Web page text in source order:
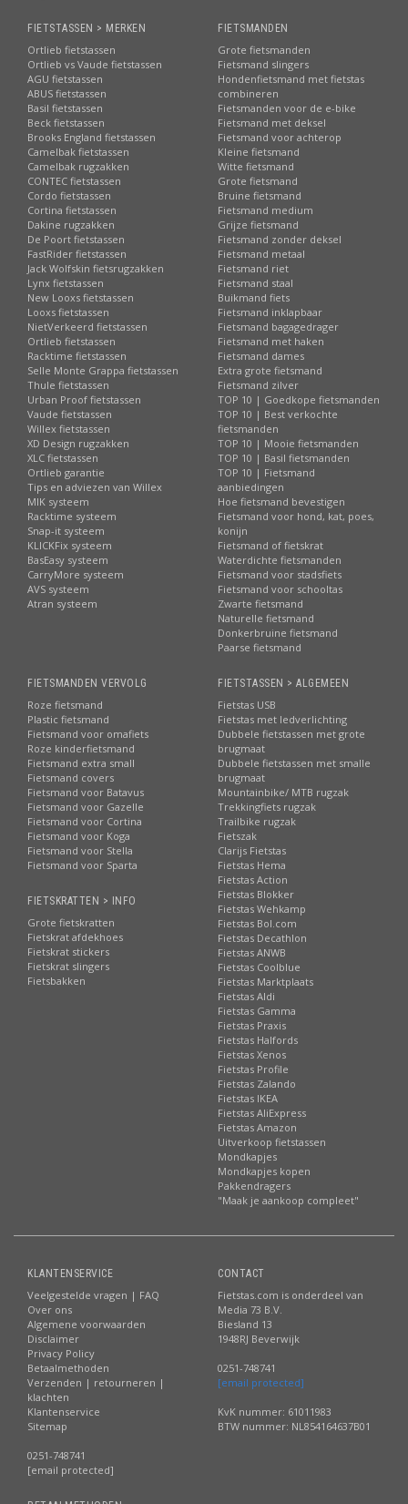
FIETSTASSEN > MERKEN
Ortlieb fietstassen
Ortlieb vs Vaude fietstassen
AGU fietstassen
ABUS fietstassen
Basil fietstassen
Beck fietstassen
Brooks England fietstassen
Camelbak fietstassen
Camelbak rugzakken
CONTEC fietstassen
Cordo fietstassen
Cortina fietstassen
Dakine rugzakken
De Poort fietstassen
FastRider fietstassen
Jack Wolfskin fietsrugzakken
Lynx fietstassen
New Looxs fietstassen
Looxs fietstassen
NietVerkeerd fietstassen
Ortlieb fietstassen
Racktime fietstassen
Selle Monte Grappa fietstassen
Thule fietstassen
Urban Proof fietstassen
Vaude fietstassen
Willex fietstassen
XD Design rugzakken
XLC fietstassen
Ortlieb garantie
Tips en adviezen van Willex
MIK systeem
Racktime systeem
Snap-it systeem
KLICKFix systeem
BasEasy systeem
CarryMore systeem
AVS systeem
Atran systeem
FIETSMANDEN
Grote fietsmanden
Fietsmand slingers
Hondenfietsmand met fietstas
combineren
Fietsmanden voor de e-bike
Fietsmand met deksel
Fietsmand voor achterop
Kleine fietsmand
Witte fietsmand
Grote fietsmand
Bruine fietsmand
Fietsmand medium
Grijze fietsmand
Fietsmand zonder deksel
Fietsmand metaal
Fietsmand riet
Fietsmand staal
Buikmand fiets
Fietsmand inklapbaar
Fietsmand bagagedrager
Fietsmand met haken
Fietsmand dames
Extra grote fietsmand
Fietsmand zilver
TOP 10 | Goedkope fietsmanden
TOP 10 | Best verkochte
fietsmanden
TOP 10 | Mooie fietsmanden
TOP 10 | Basil fietsmanden
TOP 10 | Fietsmand
aanbiedingen
Hoe fietsmand bevestigen
Fietsmand voor hond, kat, poes,
konijn
Fietsmand of fietskrat
Waterdichte fietsmanden
Fietsmand voor stadsfiets
Fietsmand voor schooltas
Zwarte fietsmand
Naturelle fietsmand
Donkerbruine fietsmand
Paarse fietsmand
FIETSMANDEN VERVOLG
Roze fietsmand
Plastic fietsmand
Fietsmand voor omafiets
Roze kinderfietsmand
Fietsmand extra small
Fietsmand covers
Fietsmand voor Batavus
Fietsmand voor Gazelle
Fietsmand voor Cortina
Fietsmand voor Koga
Fietsmand voor Stella
Fietsmand voor Sparta
FIETSKRATTEN > INFO
Grote fietskratten
Fietskrat afdekhoes
Fietskrat stickers
Fietskrat slingers
Fietsbakken
FIETSTASSEN > ALGEMEEN
Fietstas USB
Fietstas met ledverlichting
Dubbele fietstassen met grote
brugmaat
Dubbele fietstassen met smalle
brugmaat
Mountainbike/ MTB rugzak
Trekkingfiets rugzak
Trailbike rugzak
Fietszak
Clarijs Fietstas
Fietstas Hema
Fietstas Action
Fietstas Blokker
Fietstas Wehkamp
Fietstas Bol.com
Fietstas Decathlon
Fietstas ANWB
Fietstas Coolblue
Fietstas Marktplaats
Fietstas Aldi
Fietstas Gamma
Fietstas Praxis
Fietstas Halfords
Fietstas Xenos
Fietstas Profile
Fietstas Zalando
Fietstas IKEA
Fietstas AliExpress
Fietstas Amazon
Uitverkoop fietstassen
Mondkapjes
Mondkapjes kopen
Pakkendragers
"Maak je aankoop compleet"
KLANTENSERVICE
Veelgestelde vragen | FAQ
Over ons
Algemene voorwaarden
Disclaimer
Privacy Policy
Betaalmethoden
Verzenden | retourneren |
klachten
Klantenservice
Sitemap
0251-748741
[email protected]
CONTACT
Fietstas.com is onderdeel van
Media 73 B.V.
Biesland 13
1948RJ Beverwijk
0251-748741
[email protected]
KvK nummer: 61011983
BTW nummer: NL854164637B01